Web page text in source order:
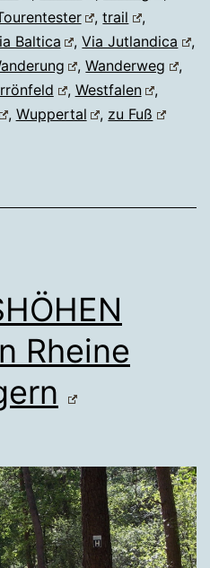
,trail
,
Baltica ,Via Jutlandica
,
,Wanderweg
,
, Westfalen
,
, Wuppertal , zu Fuß
Rheine